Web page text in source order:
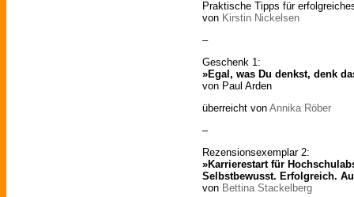
Praktische Tipps für
von Kirstin Nickelsen
–
Geschenk 1:
»Egal, was Du denkst, denk
von Paul Arden
überreicht von Annika Röber
–
Rezensionsexemplar 2:
»Karrierestart für
Selbstbewusst. Erfolgreich.
von Bettina Stackelberg